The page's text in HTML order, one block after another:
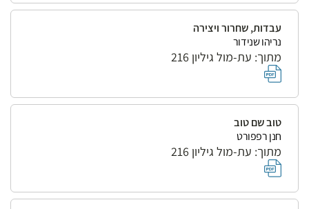
עבדות, שחרור ויצירה
נריהו שנידור
מתוך: עת-מול גיליון 216
טוב שם טוב
חנן רפפורט
מתוך: עת-מול גיליון 216